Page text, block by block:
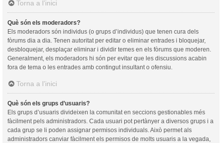
Torna a l’inici
Què són els moderadors?
Els moderadors són individus (o grups d’individus) que tenen cura dels
fòrums dia a dia. Tenen autoritat per editar o eliminar entrades i bloquejar,
desbloquejar, desplaçar eliminar i dividir temes en els fòrums que moderen.
Generalment, els moderadors hi són per evitar que les discussions acabin
fora de tema o les entrades amb contingut insultant o ofensiu.
Torna a l’inici
Què són els grups d’usuaris?
Els grups d’usuaris divideixen la comunitat en seccions gestionables més
fàcilment pels administradors. Cada usuari pot pertànyer a diversos grups i a
cada grup se li poden assignar permisos individuals. Això permet als
administradors canviar fàcilment els permisos de molts usuaris a la vegada,